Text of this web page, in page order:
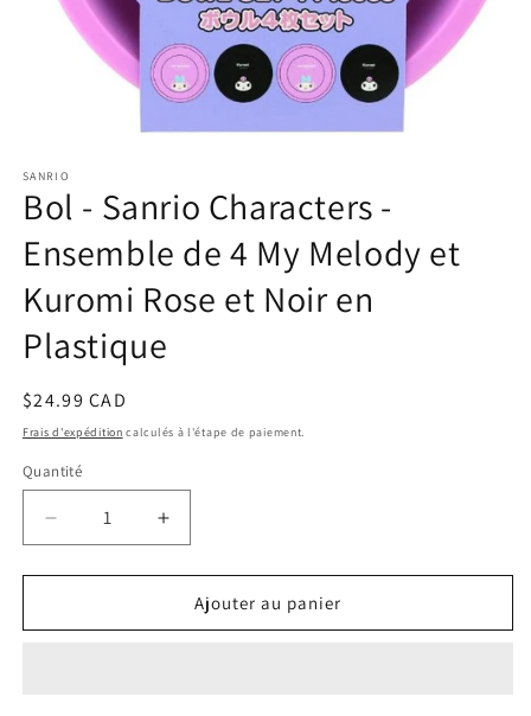
média
1
dans
fenêtre
modale
SANRIO
Bol - Sanrio Characters -
Ensemble de 4 My Melody et
Kuromi Rose et Noir en
Plastique
Prix
habituel
$24.99 CAD
Frais d'expédition calculés à l'étape de paiement.
Quantité
Réduire
la
quantité
Bol
Augmenter
la
quantité
Bol
Ajouter au panier